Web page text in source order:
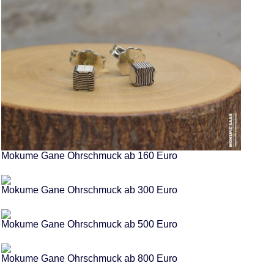
Mokume Gane Ohrschmuck ab 160 Euro
Mokume Gane Ohrschmuck ab 300 Euro
Mokume Gane Ohrschmuck ab 500 Euro
Mokume Gane Ohrschmuck ab 800 Euro